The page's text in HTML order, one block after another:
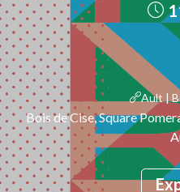
Ault |
Bois de Cise, Square